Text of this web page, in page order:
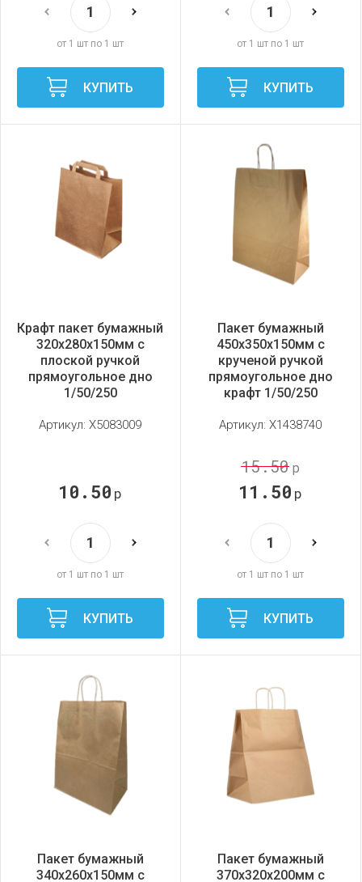
от 1 шт по 1 шт
КУПИТЬ
от 1 шт по 1 шт
КУПИТЬ
Крафт пакет бумажный
320х280х150мм с
плоской ручкой
прямоугольное дно
1/50/250
Артикул: X5083009
10.50 р
от 1 шт по 1 шт
КУПИТЬ
Пакет бумажный
450х350х150мм с
крученой ручкой
прямоугольное дно
крафт 1/50/250
Артикул: X1438740
15.50р
11.50 р
от 1 шт по 1 шт
КУПИТЬ
Пакет бумажный
340х260х150мм с
Пакет бумажный
370х320х200мм с